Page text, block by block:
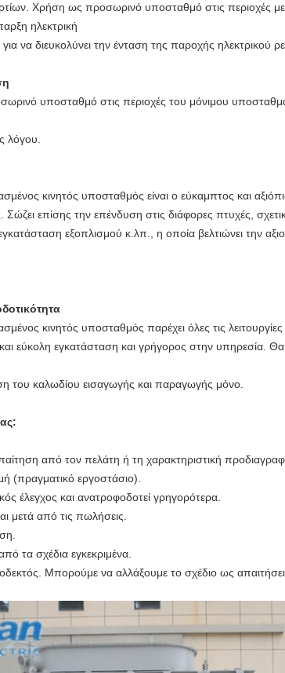
Χρήση ως προσωρινό υποσταθμό στις περιοχές με
ηλεκτρική
να διευκολύνει την ένταση της παροχής ηλεκτρικού
υποσταθμό στις περιοχές του μόνιμου
λόγου.
κινητός υποσταθμός είναι ο εύκαμπτος και
επίσης την επένδυση στις διάφορες πτυχές,
εξοπλισμού κ.λπ., η οποία βελτιώνει την
κινητός υποσταθμός παρέχει όλες τις
εύκολη εγκατάσταση και γρήγορος στην υπηρεσία.
του καλωδίου εισαγωγής και παραγωγής μόνο.
από τον πελάτη ή τη χαρακτηριστική
(πραγματικό εργοστάσιο).
έλεγχος και ανατροφοδοτεί γρηγορότερα.
μετά από τις πωλήσεις.
τα σχέδια εγκεκριμένα.
Μπορούμε να αλλάξουμε το σχέδιο ως